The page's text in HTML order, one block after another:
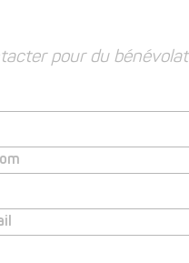
pour du bénévolat